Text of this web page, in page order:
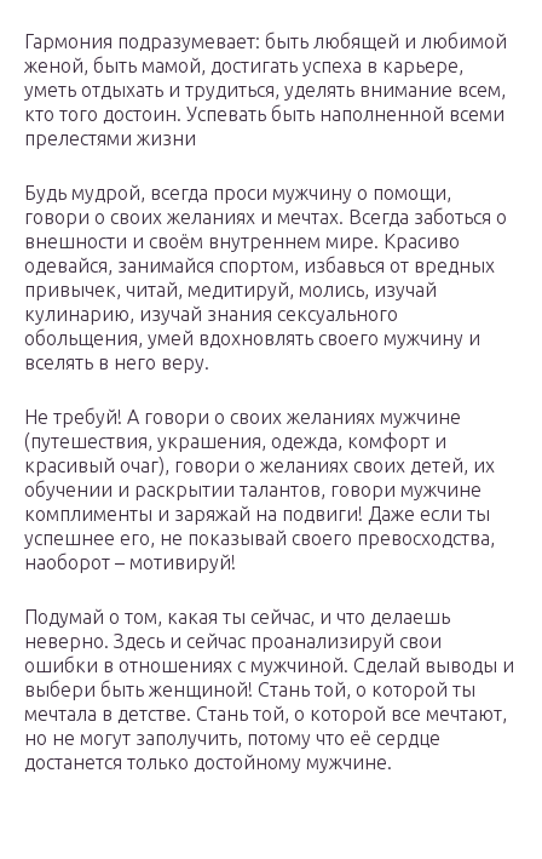
Гармония подразумевает: быть любящей и любимой
женой, быть мамой, достигать успеха в карьере,
уметь отдыхать и трудиться, уделять внимание всем,
кто того достоин. Успевать быть наполненной всеми
прелестями жизни
Будь мудрой, всегда проси мужчину о помощи,
говори о своих желаниях и мечтах. Всегда заботься о
внешности и своём внутреннем мире. Красиво
одевайся, занимайся спортом, избавься от вредных
привычек, читай, медитируй, молись, изучай
кулинарию, изучай знания сексуального
обольщения, умей вдохновлять своего мужчину и
вселять в него веру.
Не требуй! А говори о своих желаниях мужчине
(путешествия, украшения, одежда, комфорт и
красивый очаг), говори о желаниях своих детей, их
обучении и раскрытии талантов, говори мужчине
комплименты и заряжай на подвиги! Даже если ты
успешнее его, не показывай своего превосходства,
наоборот – мотивируй!
Подумай о том, какая ты сейчас, и что делаешь
неверно. Здесь и сейчас проанализируй свои
ошибки в отношениях с мужчиной. Сделай выводы и
выбери быть женщиной! Стань той, о которой ты
мечтала в детстве. Стань той, о которой все мечтают,
но не могут заполучить, потому что её сердце
достанется только достойному мужчине.